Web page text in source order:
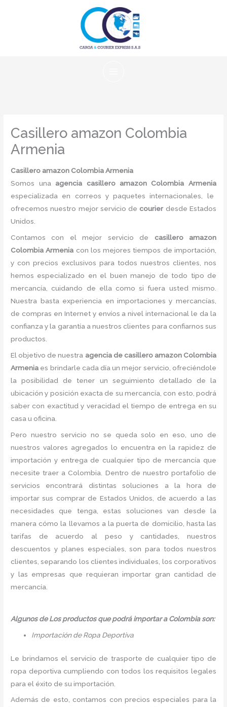
Casillero amazon Colombia
Armenia
Casillero amazon Colombia Armenia
Somos una agencia casillero amazon Colombia Armenia
especializada en correos y paquetes internacionales, le
ofrecemos nuestro mejor servicio de courier desde Estados
Unidos.
Contamos con el mejor servicio de casillero amazon
Colombia Armenia con los mejores tiempos de importación,
y con precios exclusivos para todos nuestros clientes, nos
hemos especializado en el buen manejo de todo tipo de
mercancía, cuidando de ella como si fuera usted mismo.
Nuestra basta experiencia en importaciones y mercancías,
de compras en Internet y envíos a nivel internacional le da la
confianza y la garantía a nuestros clientes para confiarnos sus
productos.
El objetivo de nuestra agencia de casillero amazon Colombia
Armenia es brindarle cada día un mejor servicio, ofreciéndole
la posibilidad de tener un seguimiento detallado de la
ubicación y posición exacta de su mercancía, con esto, podrá
saber con exactitud y veracidad el tiempo de entrega en su
casa u oficina.
Pero nuestro servicio no se queda solo en eso, uno de
nuestros valores agregados lo encuentra en la rapidez de
importación y entrega de cualquier tipo de mercancía que
necesite traer a Colombia. Dentro de nuestro portafolio de
servicios encontrará distintas soluciones a la hora de
importar sus comprar de Estados Unidos, de acuerdo a las
necesidades que tenga, estas soluciones van desde la
manera cómo la llevamos a la puerta de domicilio, hasta las
tarifas de acuerdo al peso y cantidades, nuestros
descuentos y planes especiales, son para todos nuestros
clientes, separando los clientes individuales, los corporativos
y las empresas que requieran importar gran cantidad de
mercancía.
Algunos de Los productos que podrá importar a Colombia son:
Importación de Ropa Deportiva
Le brindamos el servicio de trasporte de cualquier tipo de
ropa deportiva cumpliendo con todos los requisitos legales
para el éxito de su importación.
Además de esto, contamos con precios especiales para la